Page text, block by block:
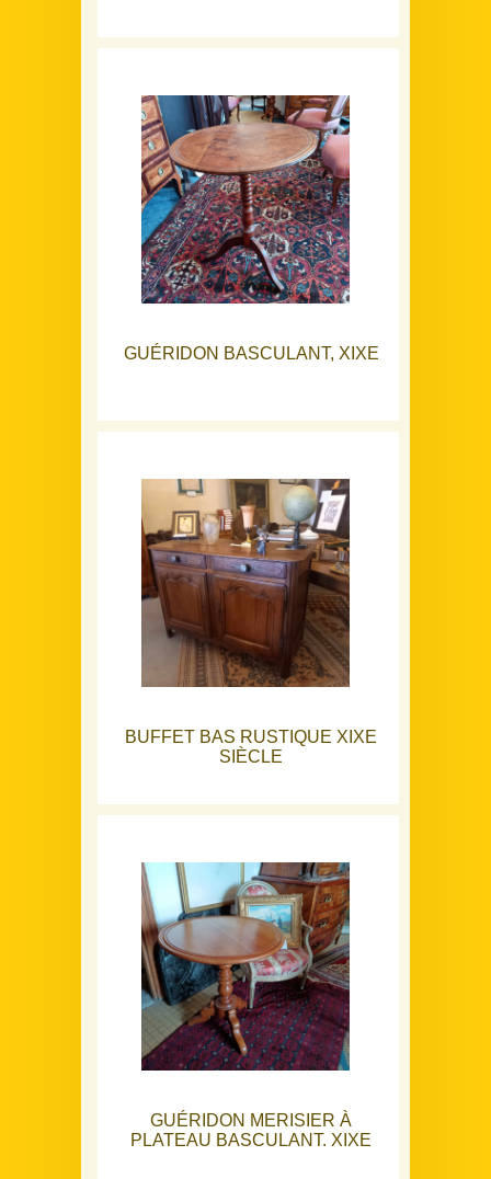
GUÉRIDON BASCULANT, XIXE
BUFFET BAS RUSTIQUE XIXE
SIÈCLE
GUÉRIDON MERISIER À
PLATEAU BASCULANT. XIXE